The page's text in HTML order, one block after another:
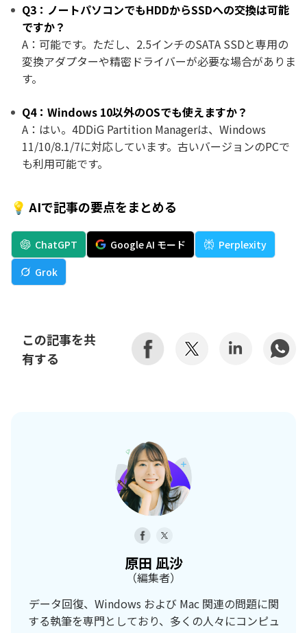
Q3：ノートパソコンでもHDDからSSDへの交換は可能
ですか？
A：可能です。ただし、2.5インチのSATA SSDと専用の
変換アダプターや精密ドライバーが必要な場合がありま
す。
Q4：Windows 10以外のOSでも使えますか？
A：はい。4DDiG Partition Managerは、Windows
11/10/8.1/7に対応しています。古いバージョンのPCで
も利用可能です。
💡 AIで記事の要点をまとめる
ChatGPT Google AI モード
Perplexity
Grok
この記事を共
有する
原田 凪沙
（編集者）
データ回復、Windows および Mac 関連の問題に関
する執筆を専門としており、多くの人々にコンピュ